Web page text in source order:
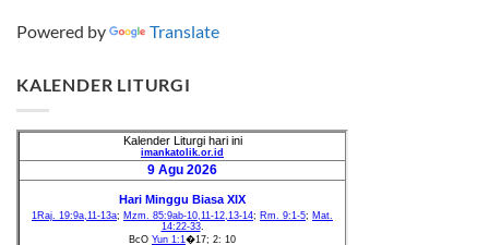
Powered by Translate
KALENDER LITURGI